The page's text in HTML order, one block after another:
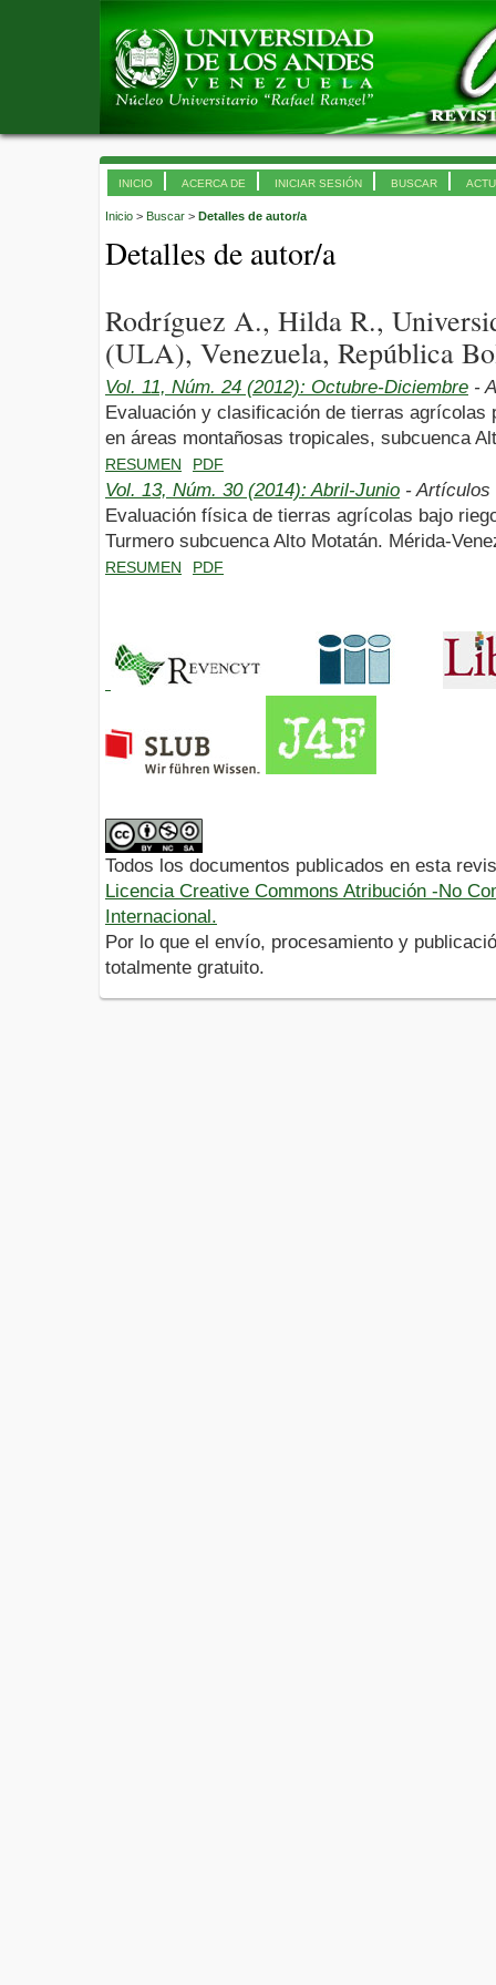
INICIO ACERCA DE INICIAR SESIÓN BUSCAR
Inicio > Buscar > Detalles de autor/a
Detalles de autor/a
Rodríguez A., Hilda R.,
(ULA), Venezuela, República
Vol. 11, Núm. 24 (2012): Octubre-Diciembre -
Evaluación y clasificación de tierras agrícolas
en áreas montañosas tropicales, subcuenca
RESUMEN PDF
Vol. 13, Núm. 30 (2014): Abril-Junio - Artículos
Evaluación física de tierras agrícolas bajo
Turmero subcuenca Alto Motatán. Mérida-
RESUMEN PDF
Todos los documentos publicados en esta
Licencia Creative Commons Atribución -No
Internacional.
Por lo que el envío, procesamiento y
totalmente gratuito.